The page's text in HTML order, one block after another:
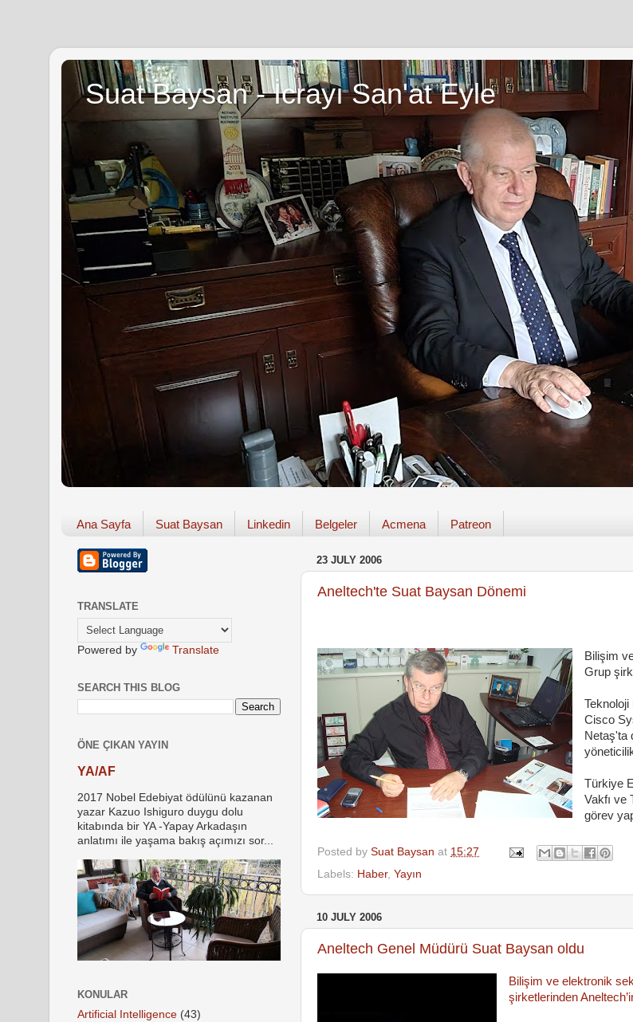
Suat Baysan - İcrayı San'at Eyle
Ana Sayfa Suat Baysan Linkedin Belgeler Acmena Patreon
23 JULY 2006
Aneltech'te Suat Baysan Dönemi
Bilişim
Grup
Cisco
Netaş'ta
Türkiye
Vakfı ve
görev
Posted by Suat Baysan at 15:27
Labels: Haber, Yayın
10 JULY 2006
Aneltech Genel Müdürü Suat Baysan oldu
Bilişim ve elektronik
şirketlerinden
TRANSLATE
Powered by Translate
SEARCH THIS BLOG
ÖNE ÇIKAN YAYIN
YA/AF
2017 Nobel Edebiyat ödülünü kazanan
yazar Kazuo Ishiguro duygu dolu
kitabında bir YA -Yapay Arkadaşın
anlatımı ile yaşama bakış açımızı sor...
KONULAR
Artificial Intelligence (43)